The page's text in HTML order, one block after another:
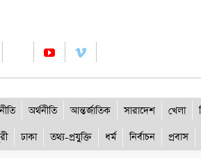
অর্থনীতি আন্তর্জাতিক সারাদেশ খেলা
ঢাকা তথ্য-প্রযুক্তি ধর্ম নির্বাচন প্রবাস